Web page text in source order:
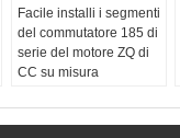
Facile installi i segmenti
del commutatore 185 di
serie del motore ZQ di
CC su misura
motore di CC